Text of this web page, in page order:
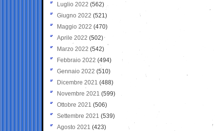
Luglio 2022 (562)
Giugno 2022 (521)
Maggio 2022 (470)
Aprile 2022 (502)
Marzo 2022 (542)
Febbraio 2022 (494)
Gennaio 2022 (510)
Dicembre 2021 (488)
Novembre 2021 (599)
Ottobre 2021 (506)
Settembre 2021 (539)
Agosto 2021 (423)